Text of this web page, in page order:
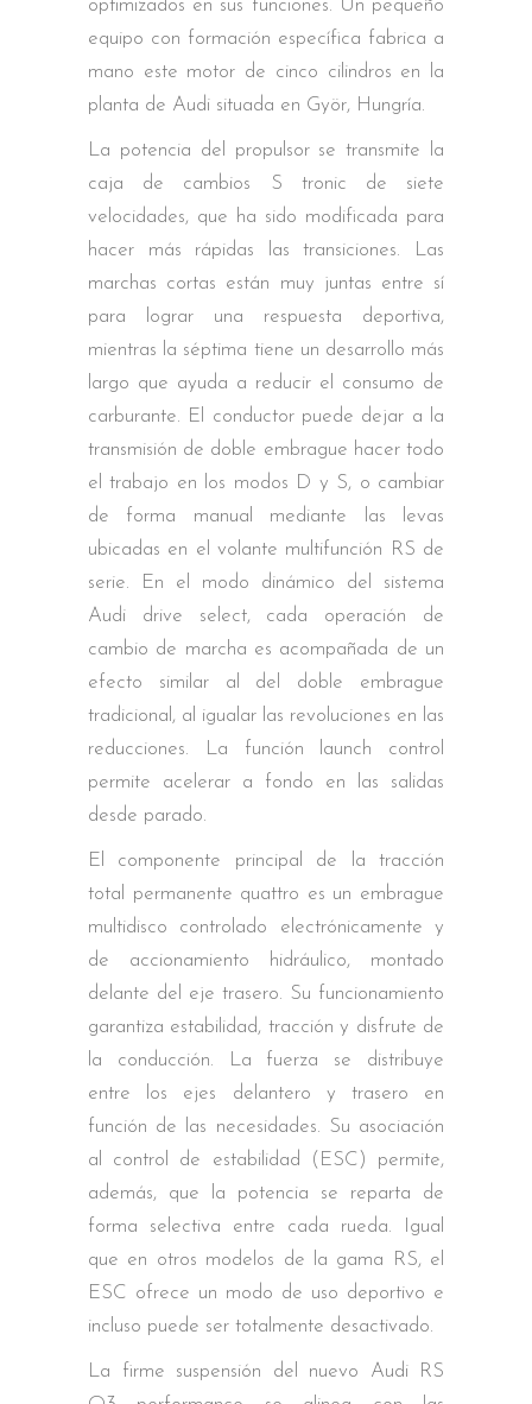
optimizados en sus funciones. Un pequeño
equipo con formación específica fabrica a
mano este motor de cinco cilindros en la
planta de Audi situada en Györ, Hungría.
La potencia del propulsor se transmite la
caja de cambios S tronic de siete
velocidades, que ha sido modificada para
hacer más rápidas las transiciones. Las
marchas cortas están muy juntas entre sí
para lograr una respuesta deportiva,
mientras la séptima tiene un desarrollo más
largo que ayuda a reducir el consumo de
carburante. El conductor puede dejar a la
transmisión de doble embrague hacer todo
el trabajo en los modos D y S, o cambiar
de forma manual mediante las levas
ubicadas en el volante multifunción RS de
serie. En el modo dinámico del sistema
Audi drive select, cada operación de
cambio de marcha es acompañada de un
efecto similar al del doble embrague
tradicional, al igualar las revoluciones en las
reducciones. La función launch control
permite acelerar a fondo en las salidas
desde parado.
El componente principal de la tracción
total permanente quattro es un embrague
multidisco controlado electrónicamente y
de accionamiento hidráulico, montado
delante del eje trasero. Su funcionamiento
garantiza estabilidad, tracción y disfrute de
la conducción. La fuerza se distribuye
entre los ejes delantero y trasero en
función de las necesidades. Su asociación
al control de estabilidad (ESC) permite,
además, que la potencia se reparta de
forma selectiva entre cada rueda. Igual
que en otros modelos de la gama RS, el
ESC ofrece un modo de uso deportivo e
incluso puede ser totalmente desactivado.
La firme suspensión del nuevo Audi RS